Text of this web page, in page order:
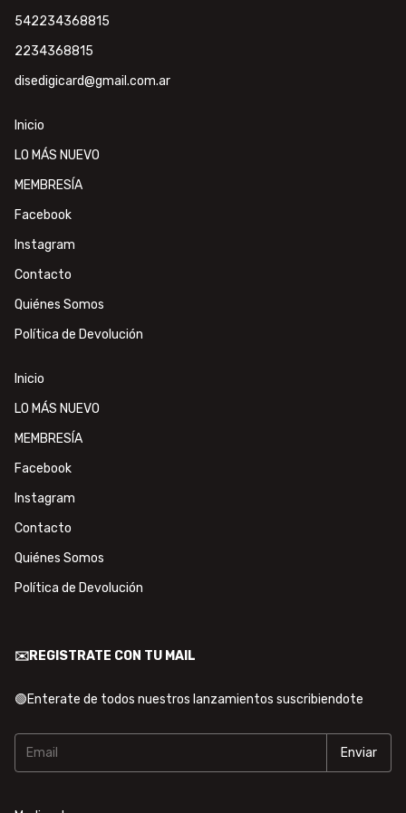
542234368815
2234368815
disedigicard@gmail.com.ar
Inicio
LO MÁS NUEVO
MEMBRESÍA
Facebook
Instagram
Contacto
Quiénes Somos
Política de Devolución
Inicio
LO MÁS NUEVO
MEMBRESÍA
Facebook
Instagram
Contacto
Quiénes Somos
Política de Devolución
✉️REGISTRATE CON TU MAIL
🟢Enterate de todos nuestros lanzamientos suscribiendote